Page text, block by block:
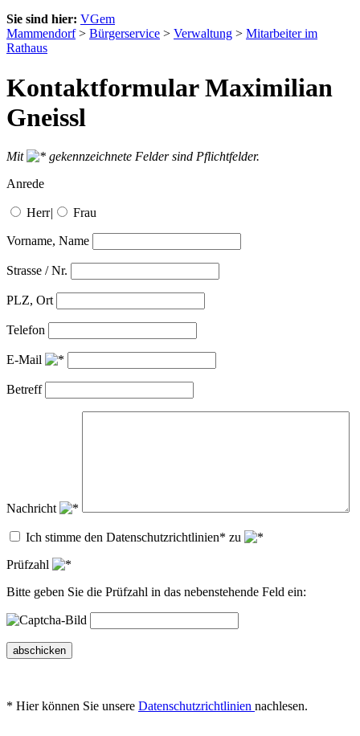
Sie sind hier: VGem
Mammendorf> Bürgerservice > Verwaltung > Mitarbeiter im
Rathaus
Kontaktformular Maximilian
Gneissl
Mit
gekennzeichnete Felder sind Pflichtfelder.
Anrede
Herr| Frau
Vorname, Name
Strasse / Nr.
PLZ, Ort
Telefon
E-Mail
Betreff
Nachricht
Ich stimme den Datenschutzrichtlinien* zu
Prüfzahl
Bitte geben Sie die Prüfzahl in das nebenstehende Feld ein:
abschicken
* Hier können Sie unsere Datenschutzrichtlinien nachlesen.